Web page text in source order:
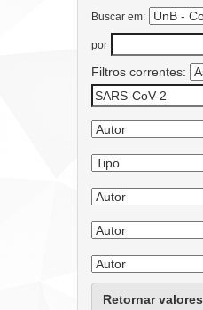
Buscar em:
por
Filtros correntes:
Retornar valores